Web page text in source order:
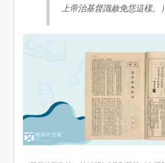
上帝治基督識赦免恁這樣。）